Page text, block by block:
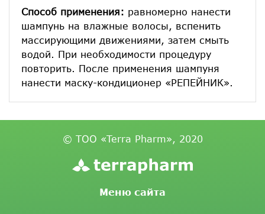
Способ применения: равномерно нанести
шампунь на влажные волосы, вспенить
массирующими движениями, затем смыть
водой. При необходимости процедуру
повторить. После применения шампуня
нанести маску-кондиционер «РЕПЕЙНИК».
© ТОО «Terra Pharm», 2020
Меню сайта